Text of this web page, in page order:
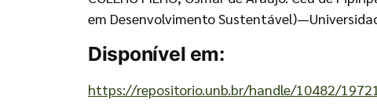
em Desenvolvimento
Disponível em:
https://repositorio.unb.br/handle/10482/